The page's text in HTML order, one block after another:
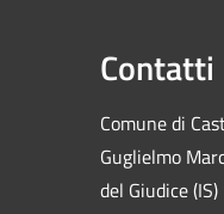
Contatti
Comune di
Guglielmo
del Giudice (IS)